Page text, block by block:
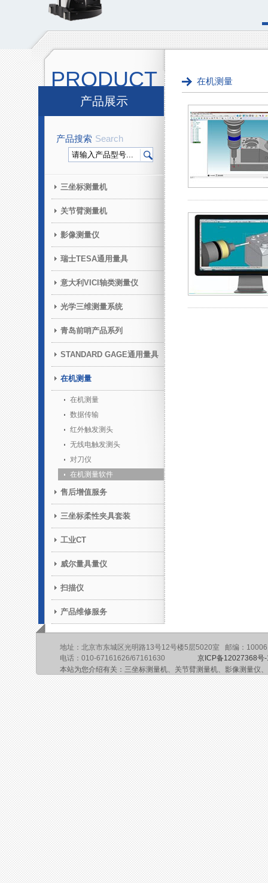
PRODUCT
产品展示
产品搜索 Search
三坐标测量机
关节臂测量机
影像测量仪
瑞士TESA通用量具
意大利VICI轴类测量仪
光学三维测量系统
青岛前哨产品系列
STANDARD GAGE通用量具
在机测量
在机测量
数据传输
红外触发测头
无线电触发测头
对刀仪
在机测量软件
售后增值服务
三坐标柔性夹具套装
工业CT
威尔量具量仪
扫描仪
产品维修服务
在机测量
地址：北京市东城区光明路13号12号楼5层5020室 邮编：
电话：010-67161626/67161630 京ICP备12027368号
本站为您介绍有关：三坐标测量机、关节臂测量机、影像测量仪